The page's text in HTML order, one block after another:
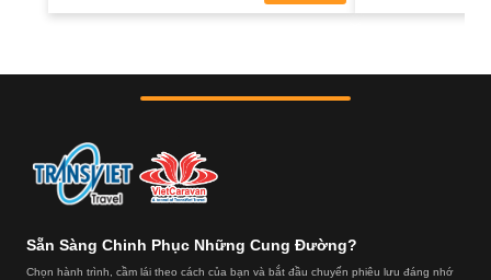
Sẵn Sàng Chinh Phục Những Cung Đường?
Chọn hành trình, cầm lái theo cách của bạn và bắt đầu chuyến phiêu lưu đáng nhớ